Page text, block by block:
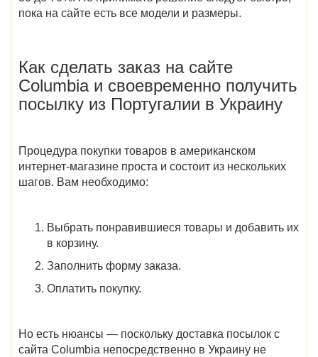
пока на сайте есть все модели и размеры.
Как сделать заказ на сайте
Columbiaи своевременно получить
посылку из Португалии в Украину
Процедура покупки товаров в американском
интернет-магазине проста и состоит из нескольких
шагов. Вам необходимо:
Выбрать понравившиеся товары и добавить их
в корзину.
Заполнить форму заказа.
Оплатить покупку.
Но есть нюансы — поскольку доставка посылок с
сайта Columbia непосредственно в Украину не